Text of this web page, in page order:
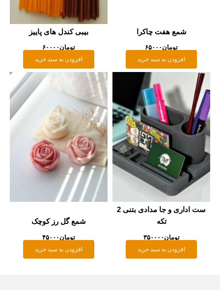
شمع هفت چاکرا
۶۵۰۰۰
افزودن به سبد خرید
بیبی کندل های پاییز
۶۰۰۰۰
افزودن به سبد خرید
ست اداری و جا مدادی بتنی 2
۳۵۰۰۰۰
افزودن به سبد خرید
شمع گل رز کوچک
۴۵۰۰۰
افزودن به سبد خرید